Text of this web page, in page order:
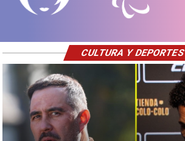
CULTURA Y DEPORTES